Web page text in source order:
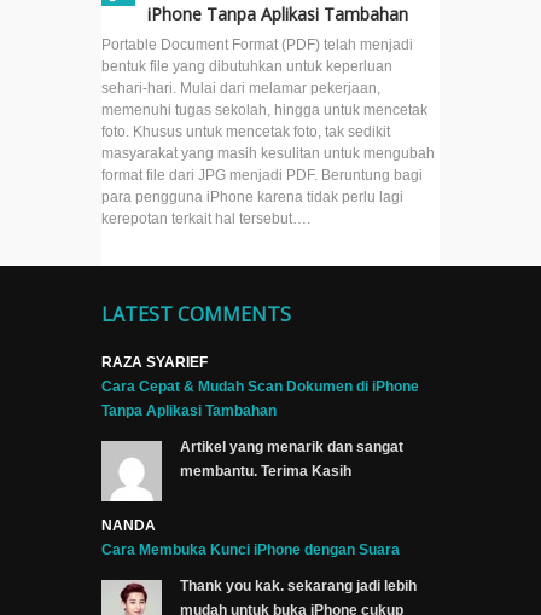
Tangan
Teks
Digital
dan Libur
Chat
iPhone Tanpa Aplikasi Tambahan
Portable Document Format (PDF) telah menjadi
bentuk file yang dibutuhkan untuk keperluan
sehari-hari. Mulai dari melamar pekerjaan,
memenuhi tugas sekolah, hingga untuk mencetak
foto. Khusus untuk mencetak foto, tak sedikit
masyarakat yang masih kesulitan untuk mengubah
format file dari JPG menjadi PDF. Beruntung bagi
para pengguna iPhone karena tidak perlu lagi
kerepotan terkait hal tersebut….
LATEST COMMENTS
RAZA SYARIEF
Cara Cepat & Mudah Scan Dokumen di iPhone
Tanpa Aplikasi Tambahan
Artikel yang menarik dan sangat
membantu. Terima Kasih
NANDA
Cara Membuka Kunci iPhone dengan Suara
Thank you kak. sekarang jadi lebih
mudah untuk buka iPhone cukup